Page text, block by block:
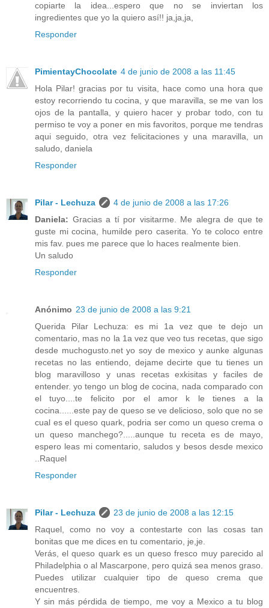
copiarte la idea...espero que no se inviertan los
ingredientes que yo la quiero así!! ja,ja,ja,
Responder
PimientayChocolate 4 de junio de 2008 a las 11:45
Hola Pilar! gracias por tu visita, hace como una hora que
estoy recorriendo tu cocina, y que maravilla, se me van los
ojos de la pantalla, y quiero hacer y probar todo, con tu
permiso te voy a poner en mis favoritos, porque me tendras
aqui seguido, otra vez felicitaciones y una maravilla, un
saludo, daniela
Responder
Pilar - Lechuza
4 de junio de 2008 a las 17:26
Daniela: Gracias a tí por visitarme. Me alegra de que te
guste mi cocina, humilde pero caserita. Yo te coloco entre
mis fav. pues me parece que lo haces realmente bien.
Un saludo
Responder
Anónimo 23 de junio de 2008 a las 9:21
Querida Pilar Lechuza: es mi 1a vez que te dejo un
comentario, mas no la 1a vez que veo tus recetas, que sigo
desde muchogusto.net yo soy de mexico y aunke algunas
recetas no las entiendo, dejame decirte que tu tienes un
blog maravilloso y unas recetas exkisitas y faciles de
entender. yo tengo un blog de cocina, nada comparado con
el tuyo....te felicito por el amor k le tienes a la
cocina......este pay de queso se ve delicioso, solo que no se
cual es el queso quark, podria ser como un queso crema o
un queso manchego?.....aunque tu receta es de mayo,
espero leas mi comentario, saludos y besos desde mexico
..Raquel
Responder
Pilar - Lechuza
23 de junio de 2008 a las 12:15
Raquel, como no voy a contestarte con las cosas tan
bonitas que me dices en tu comentario, je,je.
Verás, el queso quark es un queso fresco muy parecido al
Philadelphia o al Mascarpone, pero quizá sea menos graso.
Puedes utilizar cualquier tipo de queso crema que
encuentres.
Y sin más pérdida de tiempo, me voy a Mexico a tu blog